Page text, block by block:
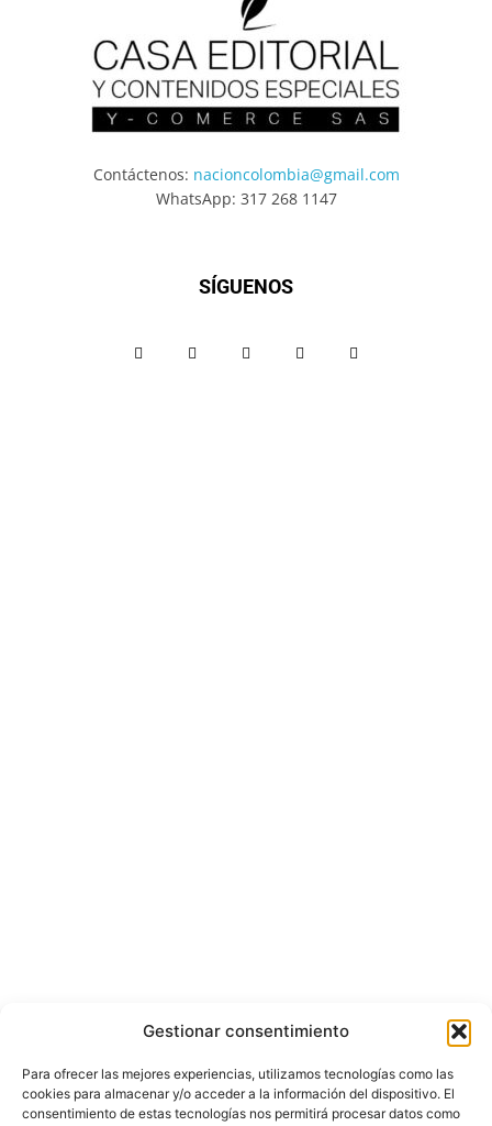
Gestionar consentimiento
Para ofrecer las mejores experiencias, utilizamos tecnologías como las
cookies para almacenar y/o acceder a la información del dispositivo. El
consentimiento de estas tecnologías nos permitirá procesar datos como
Contáctenos: nacioncolombia@gmail.com
WhatsApp: 317 268 1147
SÍGUENOS